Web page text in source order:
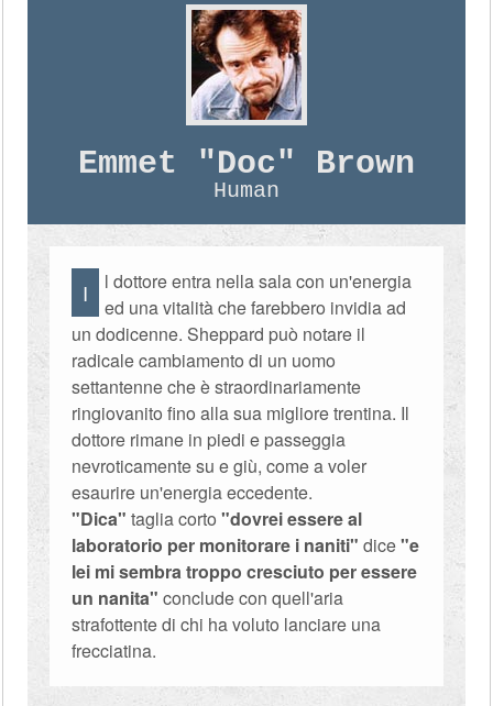
Emmet "Doc" Brown
Human
I
l dottore entra nella sala con un'energia
ed una vitalità che farebbero invidia ad
un dodicenne. Sheppard può notare il
radicale cambiamento di un uomo
settantenne che è straordinariamente
ringiovanito fino alla sua migliore trentina. Il
dottore rimane in piedi e passeggia
nevroticamente su e giù, come a voler
esaurire un'energia eccedente.
"Dica" taglia corto"dovrei essere al
laboratorio per monitorare i naniti" dice"e
lei mi sembra troppo cresciuto per essere
un nanita" conclude con quell'aria
strafottente di chi ha voluto lanciare una
frecciatina.